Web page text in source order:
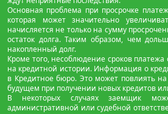
Основная проблема при просрочке
которая может значительно
начисляется не только на сумму
остаток долга. Таким образом, чем
накопленный долг.
Кроме того, несоблюдение сроков платежа
на кредитной истории. Информация о
в Кредитное бюро. Это может повлиять
будущем при получении новых кредитов
В некоторых случаях заемщик
административной или судебной